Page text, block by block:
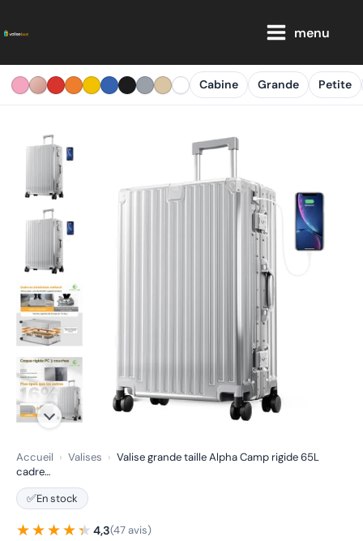
au
menu
Cabine Grande Petite
Accueil › Valises › Valise grande taille Alpha Camp rigide 65L
cadre…
✅En stock
★★★★★
★★★★★ 4,3(47 avis)